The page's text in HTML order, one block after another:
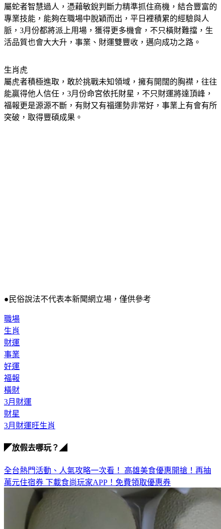
屬蛇者智慧過人，憑藉敏銳判斷力精準抓住商機，結合豐富的
專業技能，能夠在職場中脫穎而出，平日裡積累的經驗與人
脈，3月份都將派上用場，獲得更多機會，不只橫財難擋，生
活品質也會大大升，事業、財運雙豐收，邁向成功之路。
生肖虎
屬虎者積極進取，敢於挑戰未知領域，擁有開闊的胸襟，往往
能贏得他人信任，3月份命宮依托財星，不只財運將達頂峰，
福報更是源源不斷，有財又有福運勢非常好，事業上有會有所
突破，取得豐碩成果。
●民俗說法不代表本新聞網立場，僅供參考
職場
生肖
財運
事業
好運
福報
橫財
3月財運
財星
3月財運旺生肖
◤放假去哪玩？◢
全台熱門活動、人氣攻略一次看！ 高雄美食優惠開搶！再抽
萬元住宿券 下載食尚玩家APP！免費領取優惠券